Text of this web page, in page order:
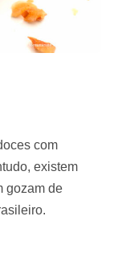
com
existem
gozam de